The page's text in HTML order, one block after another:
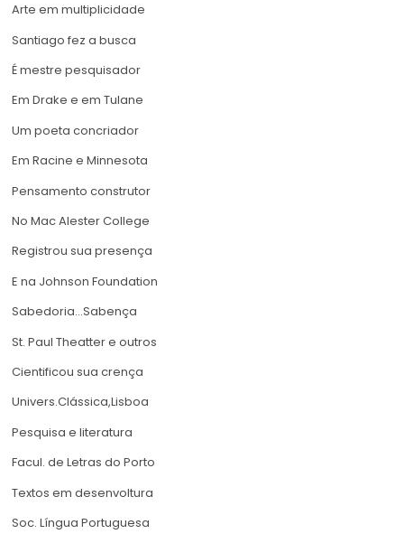
Arte em multiplicidade
Santiago fez a busca
É mestre pesquisador
Em Drake e em Tulane
Um poeta concriador
Em Racine e Minnesota
Pensamento construtor
No Mac Alester College
Registrou sua presença
E na Johnson Foundation
Sabedoria…Sabença
St. Paul Theatter e outros
Cientificou sua crença
Univers.Clássica,Lisboa
Pesquisa e literatura
Facul. de Letras do Porto
Textos em desenvoltura
Soc. Língua Portuguesa